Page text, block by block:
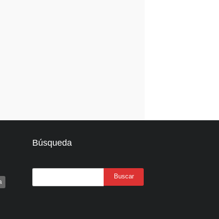
Búsqueda